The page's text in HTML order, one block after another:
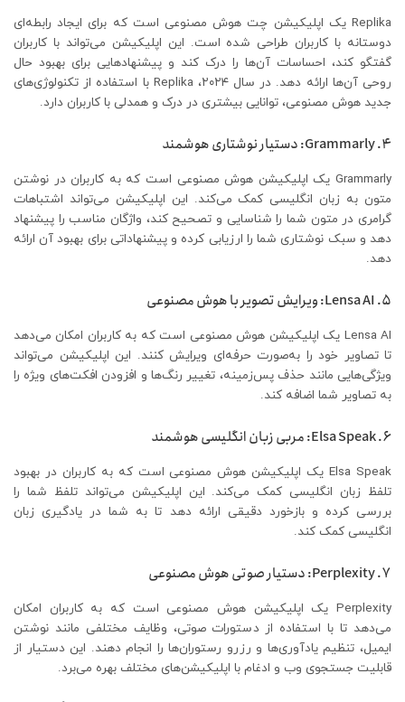
Replika یک اپلیکیشن چت هوش مصنوعی است که برای ایجاد رابطه‌ای
دوستانه با کاربران طراحی شده است. این اپلیکیشن می‌تواند با کاربران
گفتگو کند، احساسات آن‌ها را درک کند و پیشنهادهایی برای بهبود حال
روحی آن‌ها ارائه دهد. در سال ۲۰۲۴، Replika با استفاده از تکنولوژی‌های
جدید هوش مصنوعی، توانایی بیشتری در درک و همدلی با کاربران دارد.​
۴. Grammarly: دستیار نوشتاری هوشمند
Grammarly یک اپلیکیشن هوش مصنوعی است که به کاربران در نوشتن
متون به زبان انگلیسی کمک می‌کند. این اپلیکیشن می‌تواند اشتباهات
گرامری در متون شما را شناسایی و تصحیح کند، واژگان مناسب را پیشنهاد
دهد و سبک نوشتاری شما را ارزیابی کرده و پیشنهاداتی برای بهبود آن ارائه
دهد.​
۵. Lensa AI: ویرایش تصویر با هوش مصنوعی
Lensa AI یک اپلیکیشن هوش مصنوعی است که به کاربران امکان می‌دهد
تا تصاویر خود را به‌صورت حرفه‌ای ویرایش کنند. این اپلیکیشن می‌تواند
ویژگی‌هایی مانند حذف پس‌زمینه، تغییر رنگ‌ها و افزودن افکت‌های ویژه را
به تصاویر شما اضافه کند.​
۶. Elsa Speak: مربی زبان انگلیسی هوشمند
Elsa Speak یک اپلیکیشن هوش مصنوعی است که به کاربران در بهبود
تلفظ زبان انگلیسی کمک می‌کند. این اپلیکیشن می‌تواند تلفظ شما را
بررسی کرده و بازخورد دقیقی ارائه دهد تا به شما در یادگیری زبان
انگلیسی کمک کند.​
۷. Perplexity: دستیار صوتی هوش مصنوعی
Perplexity یک اپلیکیشن هوش مصنوعی است که به کاربران امکان
می‌دهد تا با استفاده از دستورات صوتی، وظایف مختلفی مانند نوشتن
ایمیل، تنظیم یادآوری‌ها و رزرو رستوران‌ها را انجام دهند. این دستیار از
قابلیت جستجوی وب و ادغام با اپلیکیشن‌های مختلف بهره می‌برد.​